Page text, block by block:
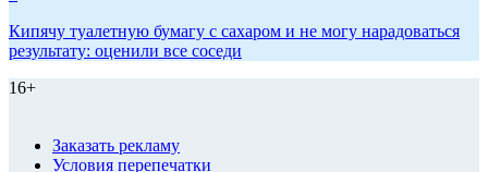
Кипячу туалетную бумагу с сахаром и не могу нарадоваться
результату: оценили все соседи
16+
Заказать рекламу
Условия перепечатки